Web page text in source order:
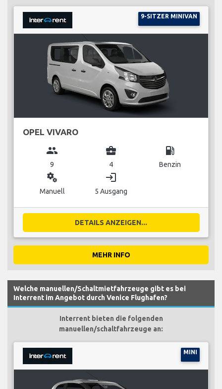
9-SITZER MINIVAN
OPEL VIVARO
group
9
business_center
4
local_gas_station
Benzin
miscellaneous_services
Manuell
login
5 Ausgang
DETAILS ANZEIGEN...
MEHR INFO
Welche manuellen/Schaltmietfahrzeuge gibt es bei
Interrent im Angebot durch Venice Flughafen?
Interrent bieten die folgenden
manuellen/schaltfahrzeuge an:
MINI